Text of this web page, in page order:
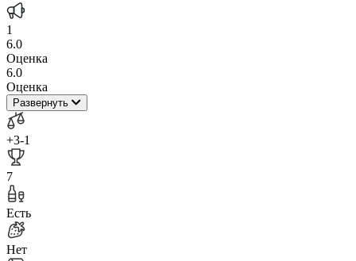
1
6.0
Оценка
6.0
Оценка
Развернуть
+3-1
7
Есть
Нет